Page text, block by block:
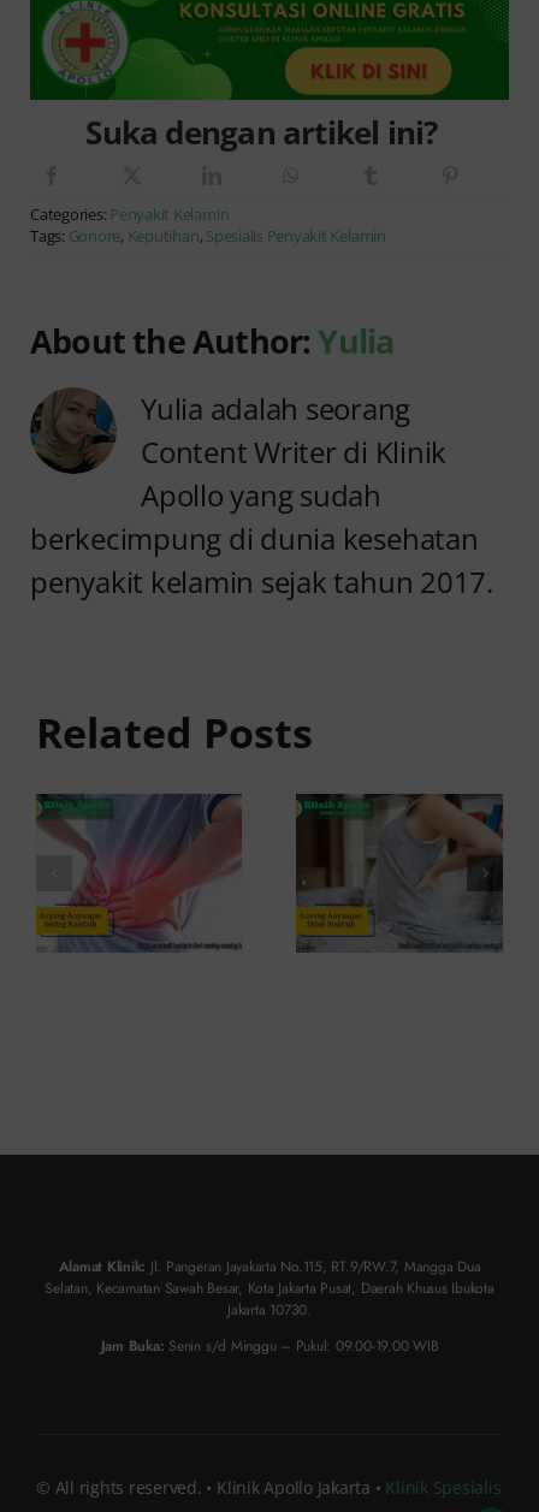
Suka dengan artikel ini?
Categories: Penyakit Kelamin
Tags: Gonore, Keputihan, Spesialis Penyakit Kelamin
About the Author:Yulia
Yulia adalah seorang
Content Writer di Klinik
Apollo yang sudah
berkecimpung di dunia kesehatan
penyakit kelamin sejak tahun 2017.
Related Posts
Sering
Kambuh
dan Cara
Atasinya
Anyang
Penyebab
dan
Solusinya
Alamat Klinik: Jl. Pangeran Jayakarta No.115, RT.9/RW.7, Mangga Dua
Selatan, Kecamatan Sawah Besar, Kota Jakarta Pusat, Daerah Khusus Ibukota
Jakarta 10730.
Jam Buka: Senin s/d Minggu – Pukul: 09.00-19.00 WIB
© All rights reserved. • Klinik Apollo Jakarta • Klinik Spesialis